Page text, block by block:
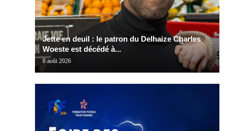
Jette en deuil : le patron du Delhaize Charles
Woeste est décédé à...
8 août 2026